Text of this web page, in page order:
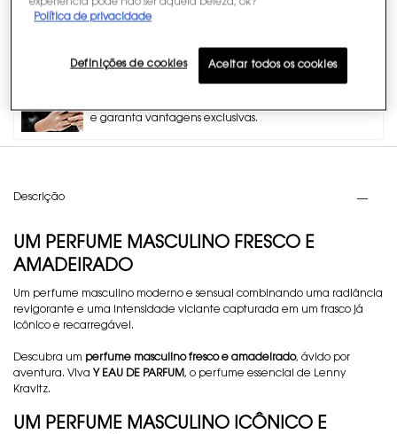
Faça parte do YSL Beauty Club e tenha acesso a
Fale com um expert YSL
e garanta vantagens exclusivas.
Descrição
UM PERFUME MASCULINO FRESCO E
AMADEIRADO
Um perfume masculino moderno e sensual combinando uma radiância
revigorante e uma intensidade viciante capturada em um frasco já
icônico e recarregável.
Descubra um perfume masculino fresco e amadeirado, ávido por
aventura. Viva Y EAU DE PARFUM, o perfume essencial de Lenny
Kravitz.
UM PERFUME MASCULINO ICÔNICO E
experiência pode não ser aquela beleza, ok?
Política de privacidade
Definições de cookies Aceitar todos os cookies